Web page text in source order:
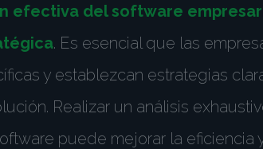
efectiva del software
. Es esencial que las
y establezcan estrategias
Realizar un análisis
puede mejorar la eficiencia